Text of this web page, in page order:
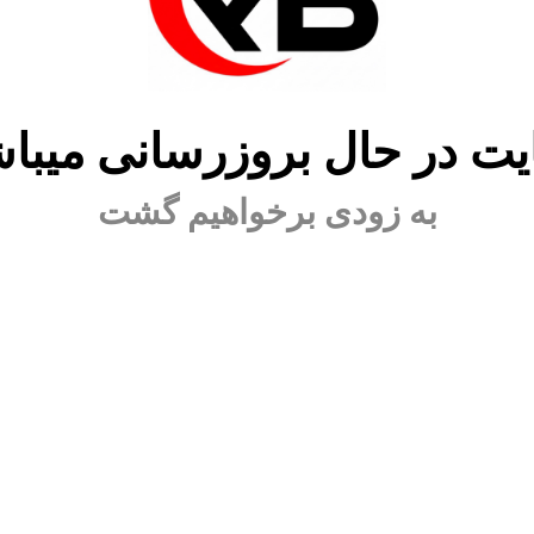
در حال بروزرسانی
به زودی برخواهیم گشت